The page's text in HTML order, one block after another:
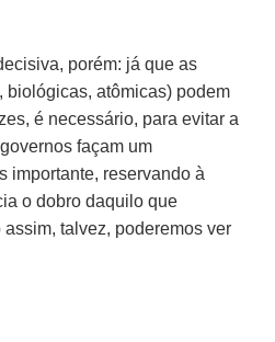
porém: já que as
biológicas, atômicas) podem
é necessário, para evitar a
façam um
importante, reservando à
o dobro daquilo que
talvez, poderemos ver